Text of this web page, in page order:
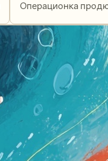
Операционка